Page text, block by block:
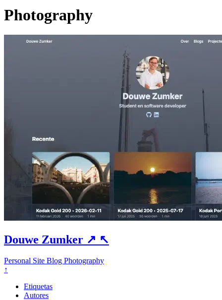
Photography
Douwe Zumker ↗ ↖
Personal Site Blog Photography
↑
Etiquetas
Autores